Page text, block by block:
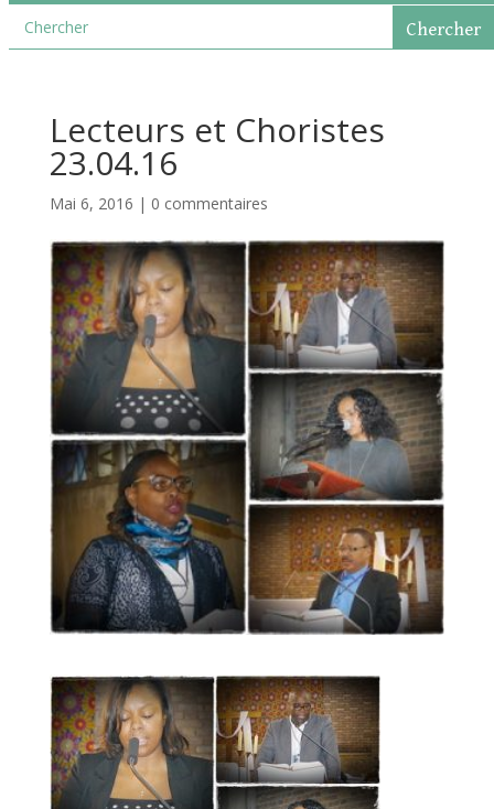
Lecteurs et Choristes
23.04.16
Mai 6, 2016 | 0 commentaires